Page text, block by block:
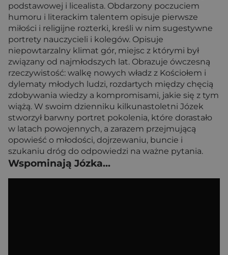
podstawowej i licealista. Obdarzony poczuciem
humoru i literackim talentem opisuje pierwsze
miłości i religijne rozterki, kreśli w nim sugestywne
portrety nauczycieli i kolegów. Opisuje
niepowtarzalny klimat gór, miejsc z którymi był
związany od najmłodszych lat. Obrazuje ówczesną
rzeczywistość: walkę nowych władz z Kościołem i
dylematy młodych ludzi, rozdartych między chęcią
zdobywania wiedzy a kompromisami, jakie się z tym
wiążą. W swoim dzienniku kilkunastoletni Józek
stworzył barwny portret pokolenia, które dorastało
w latach powojennych, a zarazem przejmującą
opowieść o młodości, dojrzewaniu, buncie i
szukaniu dróg do odpowiedzi na ważne pytania.
Wspominają Józka...